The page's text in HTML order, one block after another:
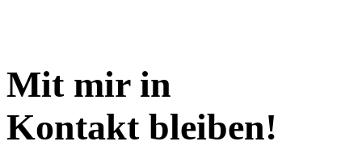
Mit mir in
Kontakt bleiben!